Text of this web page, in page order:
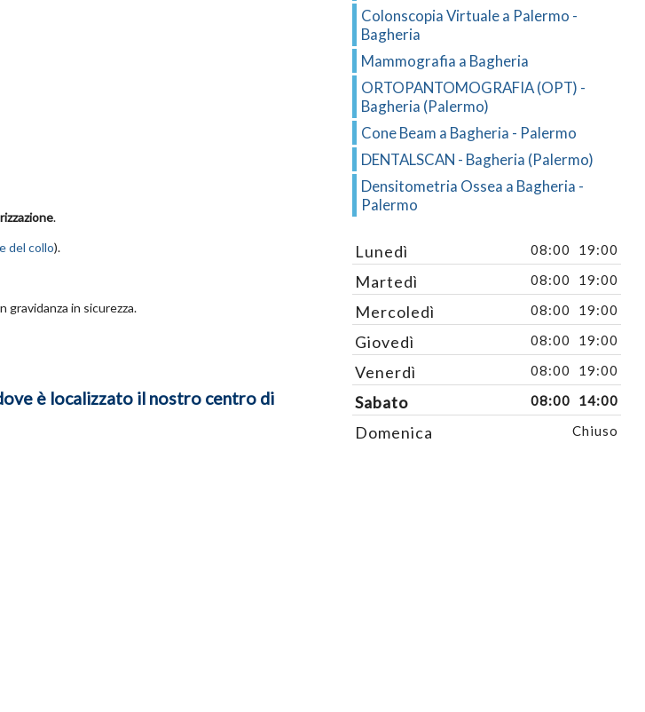
.
del collo).
in sicurezza.
è localizzato il nostro centro di
Colonscopia Virtuale a Palermo -
Bagheria
Mammografia a Bagheria
ORTOPANTOMOGRAFIA (OPT) -
Bagheria (Palermo)
Cone Beam a Bagheria - Palermo
DENTALSCAN - Bagheria (Palermo)
Densitometria Ossea a Bagheria -
Palermo
Lunedì 08:00 19:00
Martedì 08:00 19:00
Mercoledì 08:00 19:00
Giovedì 08:00 19:00
Venerdì 08:00 19:00
Sabato 08:00 14:00
Domenica Chiuso